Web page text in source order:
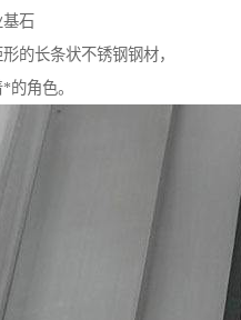
石
的长条状不锈钢钢材，
角色。